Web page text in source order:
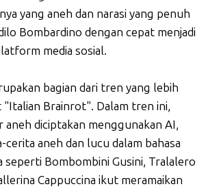
yang aneh dan narasi yang penuh
Bombardino dengan cepat menjadi
media sosial.
bagian dari tren yang lebih
"Italian Brainrot". Dalam tren ini,
diciptakan menggunakan AI,
aneh dan lucu dalam bahasa
seperti Bombombini Gusini, Tralalero
Cappuccina ikut meramaikan